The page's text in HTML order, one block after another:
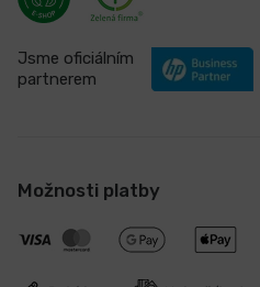
Jsme oficiálním
partnerem
Možnosti platby